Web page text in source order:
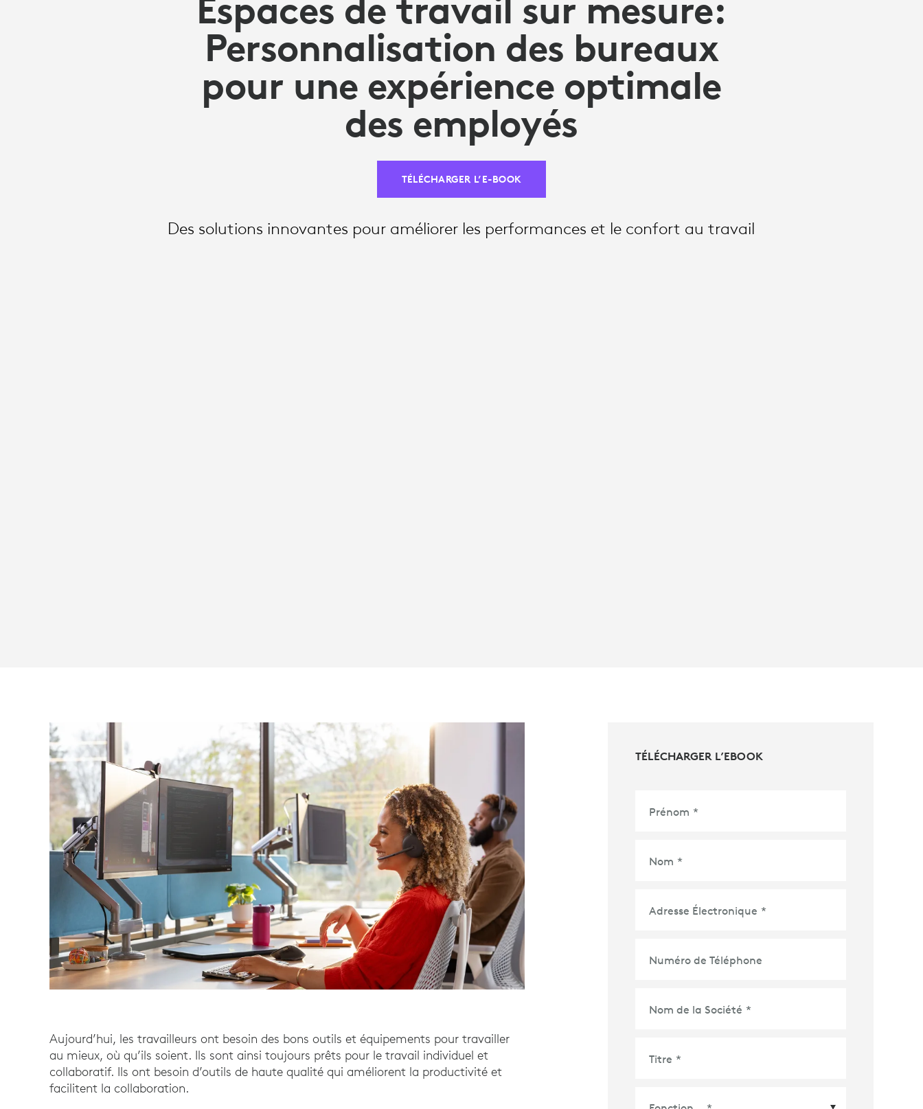
EMPLOYÉS
Espaces de travail sur mesure:
Personnalisation des bureaux
pour une expérience optimale
des employés
TÉLÉCHARGER L’E-BOOK
Des solutions innovantes pour améliorer les performances et le confort au travail
Aujourd’hui, les travailleurs ont besoin des bons outils et équipements pour travailler
au mieux, où qu’ils soient. Ils sont ainsi toujours prêts pour le travail individuel et
collaboratif. Ils ont besoin d’outils de haute qualité qui améliorent la productivité et
facilitent la collaboration.
TÉLÉCHARGER L’EBOOK
Prénom *
Nom *
Adresse Électronique *
Numéro de Téléphone
Nom de la Société *
Titre *